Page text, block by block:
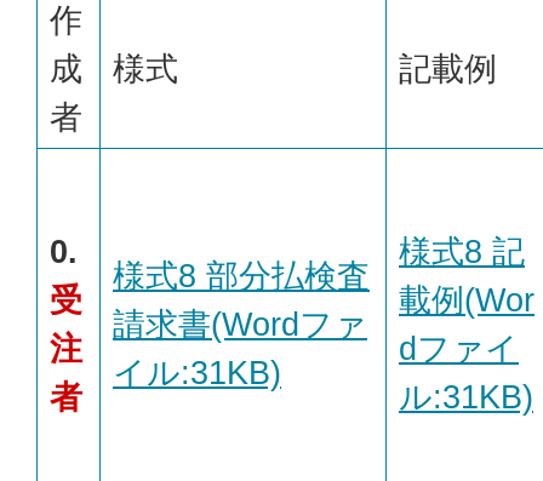
作
成
者
様式 記載例
0.
受
注
者
様式8 部分払検査
請求書(Wordファ
イル:31KB)
様式8 記
載例(Wor
dファイ
ル:31KB)